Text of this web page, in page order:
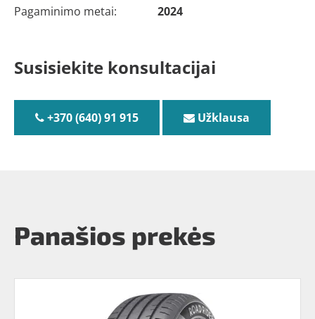
Pagaminimo metai:
2024
Susisiekite konsultacijai
+370 (640) 91 915 Užklausa
Panašios prekės